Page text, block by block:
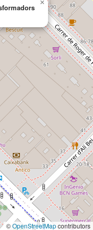
×
©OpenStreetMapcontributors